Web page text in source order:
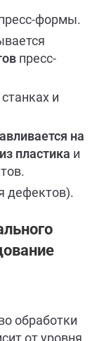
формы.
пресс-
и
на
пластика и
дефектов).
обработки
от уровня